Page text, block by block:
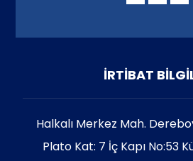
İRTİBAT
Halkalı Merkez Mah.
Plato Kat: 7 İç Kapı No:53